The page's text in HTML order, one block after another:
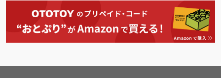
と確かなスキル、そし
てフロアを揺らすエネ
ルギーを感じられる二
人の現在地を示す作品
ラップが絡み合う本
作。 楽曲内にはWAZG
OGG自身によるスクラ
ッチも取り入れられて
ラボレーション楽曲。
今作「This is love」
は、“愛”という普遍的
なテーマを繊細に描き
出した一曲。 WAZGO